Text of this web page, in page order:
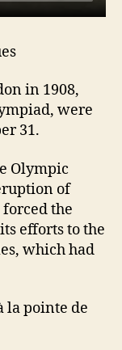
in 1908,
were
31.
Olympic
of
the
efforts to the
which had
la pointe de